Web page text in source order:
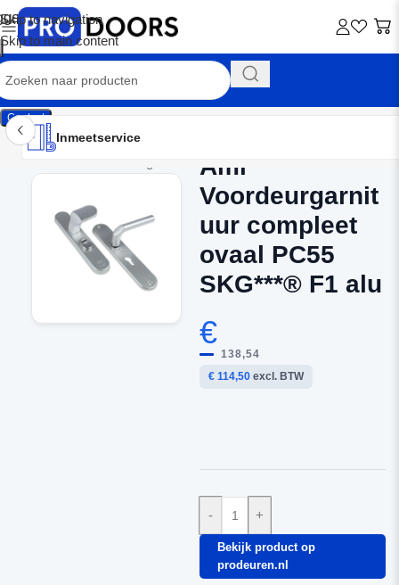
Skip to navigation
Skip to main content
Contact
Inmeetservice
Montageservice
Advies op maat
Showroom
Inmeetservice
Ami
Voordeurgarnit
uur compleet
ovaal PC55
SKG***® F1 alu
€
138,54
€ 114,50excl. BTW
- +
Bekijk product op
prodeuren.nl